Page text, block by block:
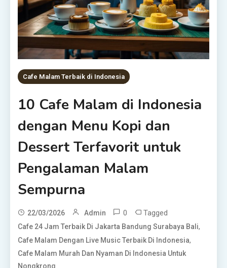
Cafe Malam Terbaik di Indonesia
10 Cafe Malam di Indonesia
dengan Menu Kopi dan
Dessert Terfavorit untuk
Pengalaman Malam
Sempurna
22/03/2026 Admin 0 Tagged
Cafe 24 Jam Terbaik Di Jakarta Bandung Surabaya Bali,
Cafe Malam Dengan Live Music Terbaik Di Indonesia,
Cafe Malam Murah Dan Nyaman Di Indonesia Untuk
Nongkrong